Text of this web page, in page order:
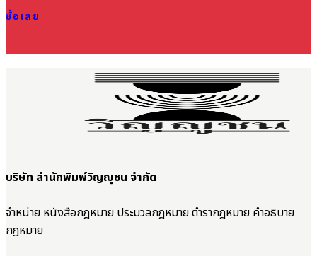
ซื้อเลย
บริษัท สำนักพิมพ์วิญญูชน จำกัด
จำหน่าย หนังสือกฎหมาย ประมวลกฎหมาย ตำรากฎหมาย คำอธิบาย
กฎหมาย